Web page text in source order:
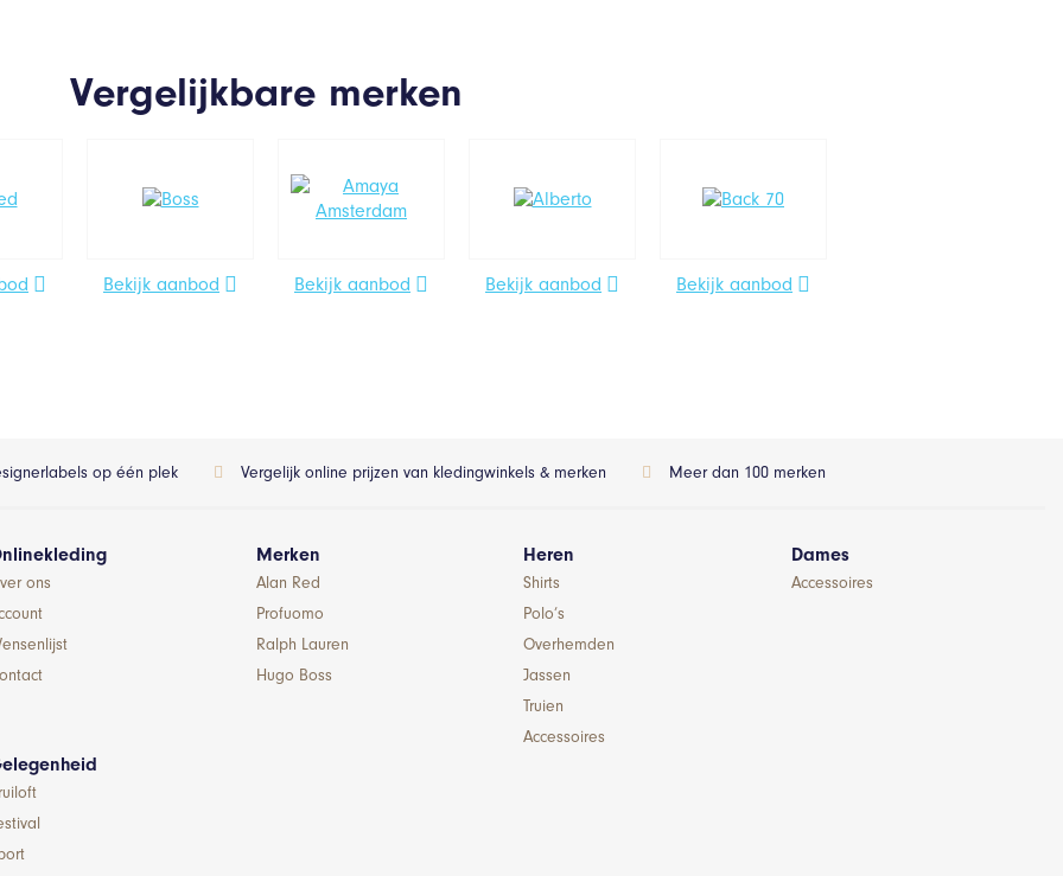
Vergelijkbare merken
Bekijk aanbod Bekijk aanbod Bekijk aanbod Bekijk aanbod
op één plek Vergelijk online prijzen van kledingwinkels & merken Meer dan 100 merken
ons
Merken
Alan Red
Profuomo
Ralph Lauren
Hugo Boss
Heren
Shirts
Polo’s
Overhemden
Jassen
Truien
Accessoires
Dames
Accessoires